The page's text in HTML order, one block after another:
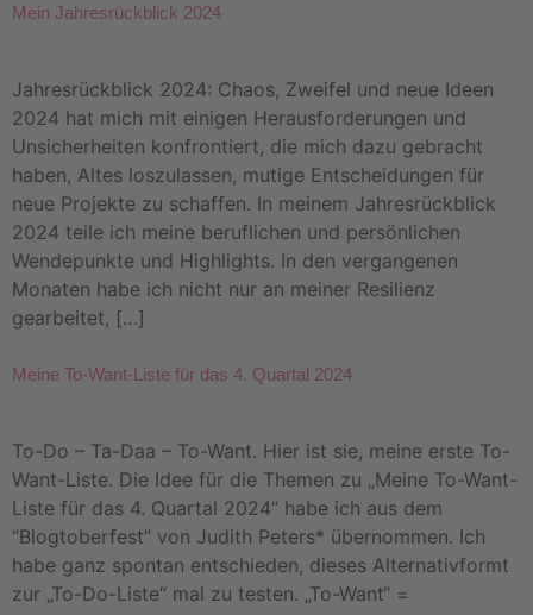
Mein Jahresrückblick 2024
Jahresrückblick 2024: Chaos, Zweifel und neue Ideen
2024 hat mich mit einigen Herausforderungen und
Unsicherheiten konfrontiert, die mich dazu gebracht
haben, Altes loszulassen, mutige Entscheidungen für
neue Projekte zu schaffen. In meinem Jahresrückblick
2024 teile ich meine beruflichen und persönlichen
Wendepunkte und Highlights. In den vergangenen
Monaten habe ich nicht nur an meiner Resilienz
gearbeitet, […]
Meine To-Want-Liste für das 4. Quartal 2024
To-Do – Ta-Daa – To-Want. Hier ist sie, meine erste To-
Want-Liste. Die Idee für die Themen zu „Meine To-Want-
Liste für das 4. Quartal 2024“ habe ich aus dem
“Blogtoberfest” von Judith Peters* übernommen. Ich
habe ganz spontan entschieden, dieses Alternativformt
zur „To-Do-Liste“ mal zu testen. „To-Want“ =